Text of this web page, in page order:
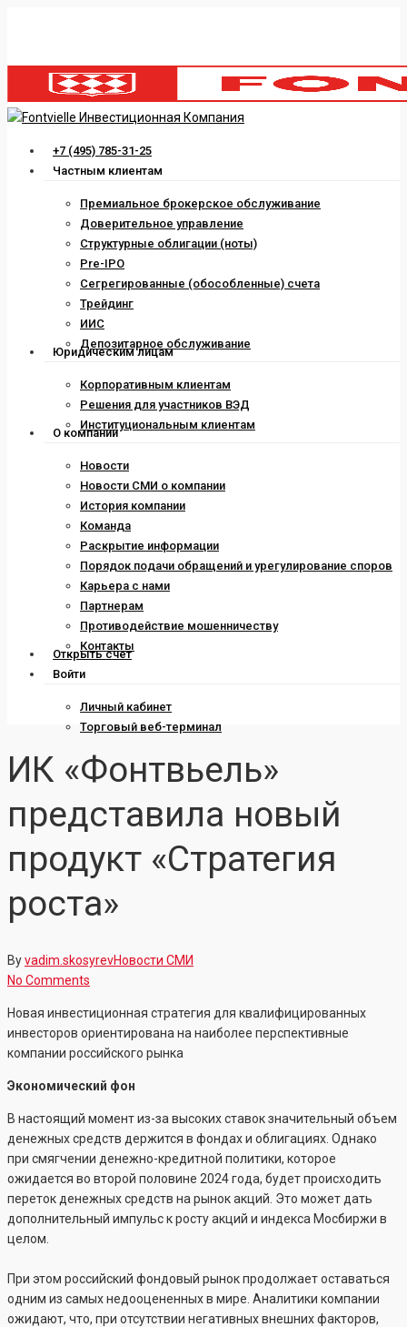
content
Menu
+7 (495) 785-31-25
Частным клиентам
Премиальное брокерское обслуживание
Доверительное управление
Структурные облигации (ноты)
Pre-IPO
Сегрегированные (обособленные) счета
Трейдинг
ИИС
Депозитарное обслуживание
Юридическим лицам
Корпоративным клиентам
Решения для участников ВЭД
Институциональным клиентам
О компании
Новости
Новости СМИ о компании
История компании
Команда
Раскрытие информации
Порядок подачи обращений и урегулирование споров
Карьера с нами
Партнерам
Противодействие мошенничеству
Контакты
Открыть счет
Войти
Личный кабинет
Торговый веб-терминал
ИК «Фонтвьель»
представила новый
продукт «Стратегия
роста»
Byvadim.skosyrevНовости СМИ
No Comments
Новая инвестиционная стратегия для квалифицированных
инвесторов ориентирована на наиболее перспективные
компании российского рынка
Экономический фон
В настоящий момент из-за высоких ставок значительный объем
денежных средств держится в фондах и облигациях. Однако
при смягчении денежно-кредитной политики, которое
ожидается во второй половине 2024 года, будет происходить
переток денежных средств на рынок акций. Это может дать
дополнительный импульс к росту акций и индекса Мосбиржи в
целом.
При этом российский фондовый рынок продолжает оставаться
одним из самых недооцененных в мире. Аналитики компании
ожидают, что, при отсутствии негативных внешних факторов,